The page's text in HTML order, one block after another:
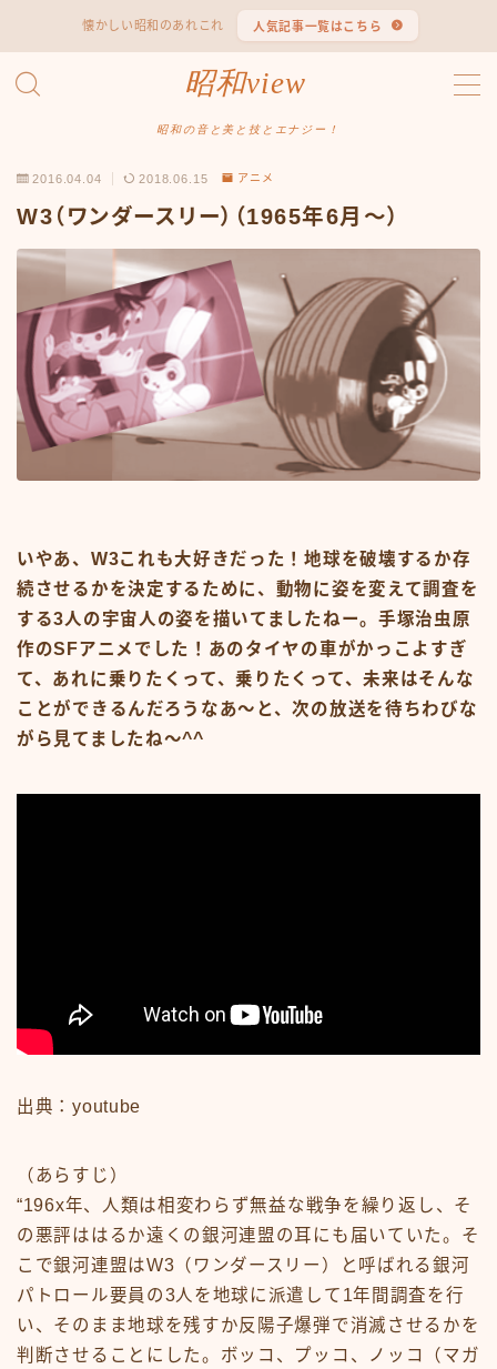
懐かしい昭和のあれこれ 人気記事一覧はこちら
昭和view
昭和の音と美と技とエナジー！
MENU
#2062 (タイトルなし)
#607 (タイトルなし)
#1118 (タイトルなし)
#3067 (タイトルなし)
#3568 (タイトルなし)
#4247 (タイトルなし)
#14723 (タイトルなし)
#14736 (タイトルなし)
#14772 (タイトルなし)
#14775 (タイトルなし)
#14862 (タイトルなし)
#14867 (タイトルなし)
ABOUT
CM
CM50-59
CM60-69
CM80-89
CMその他
Contact
google
Homepage – Big Slide
Homepage – Fashion
sample
test
あの頃のいろいろ60-69
あの頃のいろいろ80-89
あの頃のいろいろその他
あの頃のいろいろ整備場所
あの頃のいろいろ整備場所
おもちゃ
おもちゃ50-59
おもちゃ60-69
おもちゃ70-79
2016.04.04 2018.06.15 アニメ
W3（ワンダースリー）（1965年6月〜）
いやあ、W3これも大好きだった！地球を破壊するか存
続させるかを決定するために、動物に姿を変えて調査を
する3人の宇宙人の姿を描いてましたねー。手塚治虫原
作のSFアニメでした！あのタイヤの車がかっこよすぎ
て、あれに乗りたくって、乗りたくって、未来はそんな
ことができるんだろうなあ〜と、次の放送を待ちわびな
がら見てましたね〜^^
出典：youtube
（あらすじ）
“196x年、人類は相変わらず無益な戦争を繰り返し、そ
の悪評ははるか遠くの銀河連盟の耳にも届いていた。そ
こで銀河連盟はW3（ワンダースリー）と呼ばれる銀河
パトロール要員の3人を地球に派遣して1年間調査を行
い、そのまま地球を残すか反陽子爆弾で消滅させるかを
判断させることにした。ボッコ、プッコ、ノッコ（マガ